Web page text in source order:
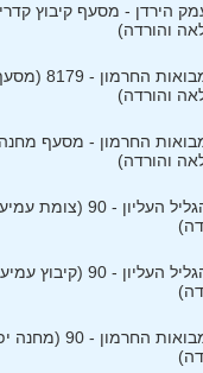
הירדן - מסעף קיבוץ
והורדה)
מבואות
והורדה)
החרמון - מסעף
והורדה)
הגליל העליון - 90
הגליל העליון - 90
מבואות